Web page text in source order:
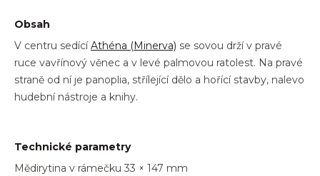
Obsah
V centru sedícíAthéna (Minerva) se sovou drží v pravé
ruce vavřínový věnec a v levé palmovou ratolest. Na pravé
straně od ní je panoplia, střílející dělo a hořící stavby, nalevo
hudební nástroje a knihy.
Technické parametry
Mědirytina v rámečku 33 × 147 mm